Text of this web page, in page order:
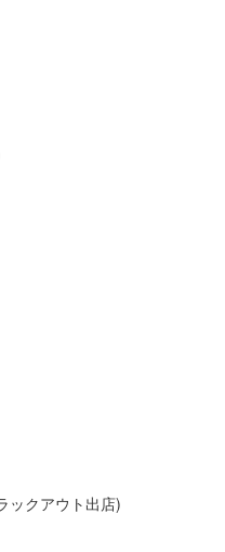
ックアウト出店)